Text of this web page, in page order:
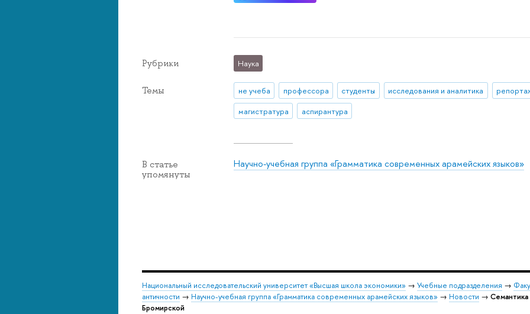
Рубрики Наука
Темы не учеба профессора студенты исследования и аналитика
магистратура
аспирантура
В статье
упомянуты
Научно-учебная группа «Грамматика современных арамейских языков»
Национальный исследовательский университет «Высшая школа экономики» → Учебные подразделения →
античности → Научно-учебная группа «Грамматика современных арамейских языков» → Новости → Семантика
Бромирской